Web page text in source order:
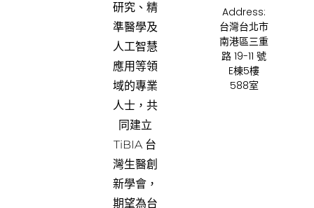
研究、精
準醫學及
人工智慧
應用等領
域的專業
人士，共
同建立
TiBIA 台
灣生醫創
新學會，
期望為台
Address:
台灣台北市
南港區三重
路 19-11 號
E棟5樓
588室